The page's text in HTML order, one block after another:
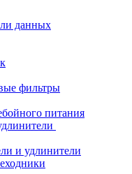
данных
фильтры
питания
и удлинители